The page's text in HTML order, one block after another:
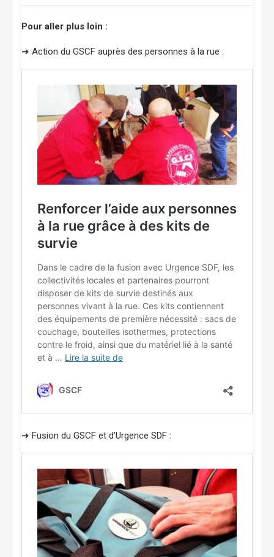
Pour aller plus loin :
➜ Action du GSCF auprès des personnes à la rue :
➜ Fusion du GSCF et d’Urgence SDF :